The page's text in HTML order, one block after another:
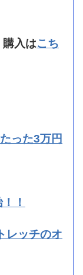
購入はこち
った3万円
！
レッチのオ